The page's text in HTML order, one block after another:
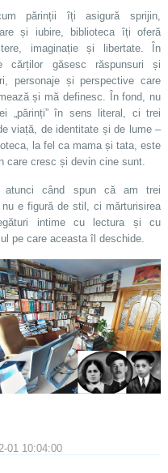
părinții îți asigură sprijin,
și iubire, biblioteca îți oferă
imaginație și libertate. În
cărților găsesc răspunsuri și
personaje și perspective care
și mă definesc. În fond, nu
„părinți” în sens literal, ci trei
viață, de identitate și de lume –
la fel ca mama și tata, este
care cresc și devin cine sunt.
atunci când spun că am trei
nu e figură de stil, ci mărturisirea
intime cu lectura și cu
pe care aceasta îl deschide.
01 10:04:00